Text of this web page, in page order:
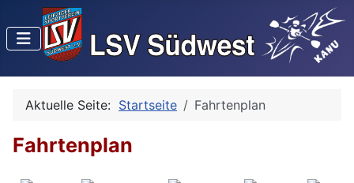
Aktuelle Seite: Startseite Fahrtenplan
Fahrtenplan